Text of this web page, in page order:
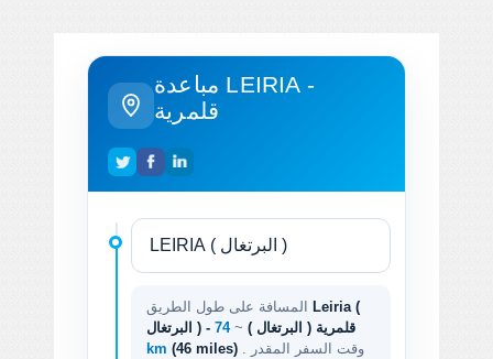
مباعدة LEIRIA -
قلمرية
Leiria (
البرتغال ) - قلمرية ( البرتغال ) ~
74
km (46 miles)